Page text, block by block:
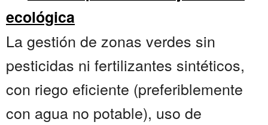
ecológica
La gestión de zonas verdes sin
pesticidas ni fertilizantes sintéticos,
con riego eficiente (preferiblemente
con agua no potable), uso de